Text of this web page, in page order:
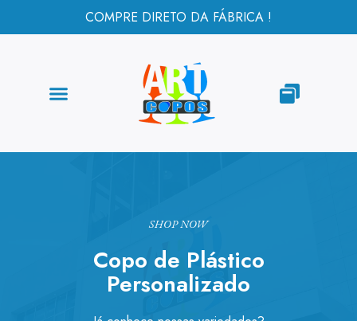
COMPRE DIRETO DA FÁBRICA !
SHOP NOW
Copo de Plástico
Personalizado